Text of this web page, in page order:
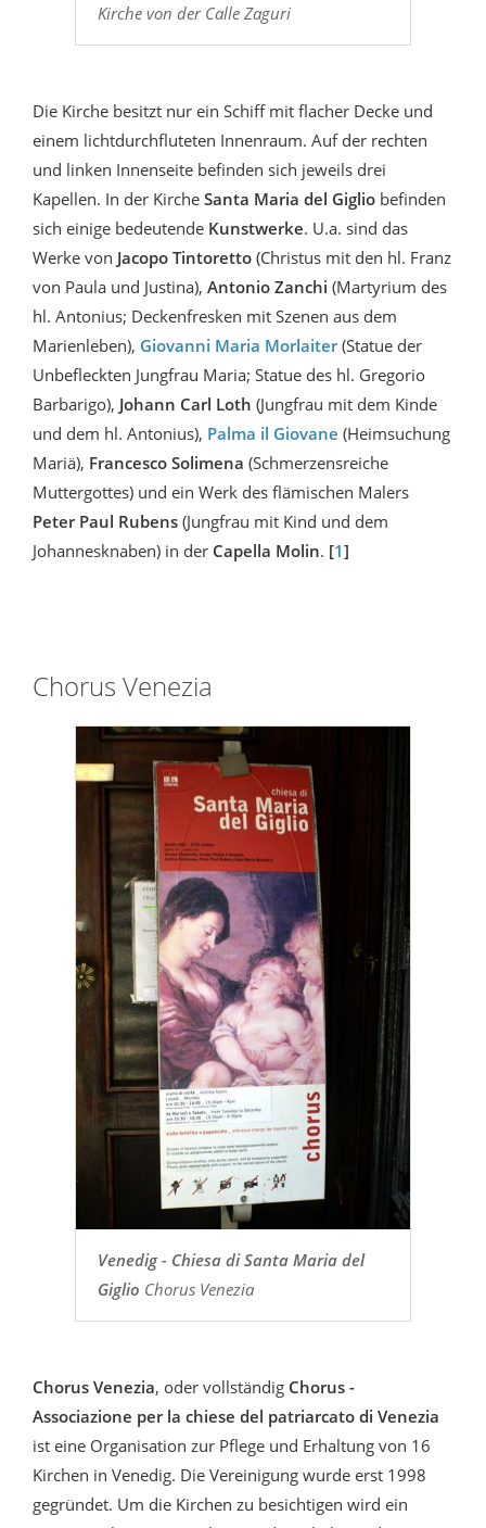
Kirche von der Calle Zaguri
Die Kirche besitzt nur ein Schiff mit flacher Decke und
einem lichtdurchfluteten Innenraum. Auf der rechten
und linken Innenseite befinden sich jeweils drei
Kapellen. In der Kirche Santa Maria del Giglio befinden
sich einige bedeutende Kunstwerke. U.a. sind das
Werke von Jacopo Tintoretto (Christus mit den hl. Franz
von Paula und Justina), Antonio Zanchi (Martyrium des
hl. Antonius; Deckenfresken mit Szenen aus dem
Marienleben), Giovanni Maria Morlaiter(Statue der
Unbefleckten Jungfrau Maria; Statue des hl. Gregorio
Barbarigo), Johann Carl Loth (Jungfrau mit dem Kinde
und dem hl. Antonius), Palma il Giovane (Heimsuchung
Mariä), Francesco Solimena (Schmerzensreiche
Muttergottes) und ein Werk des flämischen Malers
Peter Paul Rubens (Jungfrau mit Kind und dem
Johannesknaben) in der Capella Molin. [1]
Chorus Venezia
Venedig - Chiesa di Santa Maria del
Giglio Chorus Venezia
Chorus Venezia, oder vollständig Chorus -
Associazione per la chiese del patriarcato di Venezia
ist eine Organisation zur Pflege und Erhaltung von 16
Kirchen in Venedig. Die Vereinigung wurde erst 1998
gegründet. Um die Kirchen zu besichtigen wird ein